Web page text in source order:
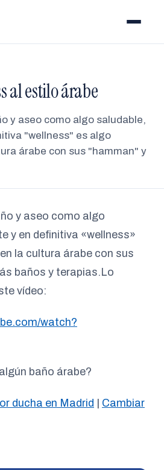
al estilo árabe
y aseo como algo saludable,
"wellness" es algo
árabe con sus "hamman" y
y aseo como algo
y en definitiva «wellness»
la cultura árabe con sus
baños y terapias.Lo
vídeo:
watch?
baño árabe?
ducha en Madrid
Cambiar